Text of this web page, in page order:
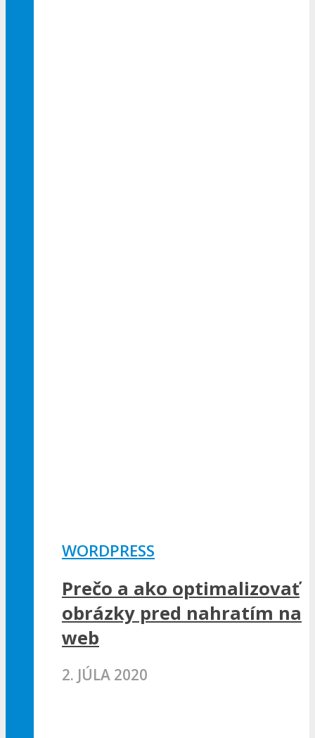
WORDPRESS
Prečo a ako optimalizovať
obrázky pred nahratím na
web
2. JÚLA 2020